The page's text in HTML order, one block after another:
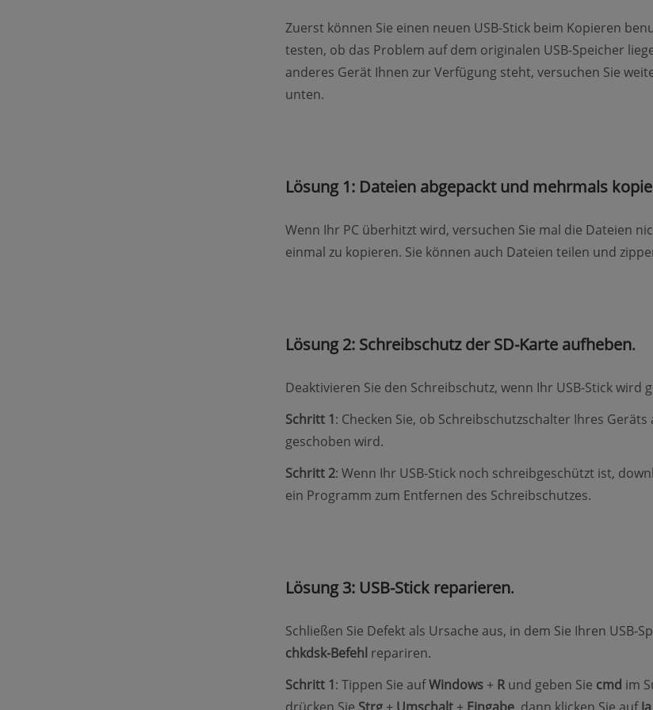
Zuerst können Sie einen neuen USB-Stick beim Kopieren
testen, ob das Problem auf dem originalen USB-Speicher
anderes Gerät Ihnen zur Verfügung steht, versuchen Sie
unten.
Lösung 1: Dateien abgepackt und mehrmals
Wenn Ihr PC überhitzt wird, versuchen Sie mal die Dateien
einmal zu kopieren. Sie können auch Dateien teilen und
Lösung 2: Schreibschutz der SD-Karte aufheben.
Deaktivieren Sie den Schreibschutz, wenn Ihr USB-Stick wird
Schritt 1: Checken Sie, ob Schreibschutzschalter Ihres Geräts
geschoben wird.
Schritt 2: Wenn Ihr USB-Stick noch schreibgeschützt ist,
ein Programm zum Entfernen des Schreibschutzes.
Lösung 3: USB-Stick reparieren.
Schließen Sie Defekt als Ursache aus, in dem Sie Ihren USB-
chkdsk-Befehlrepariren.
Schritt 1: Tippen Sie aufWindows+ Rund geben Sie cmd im